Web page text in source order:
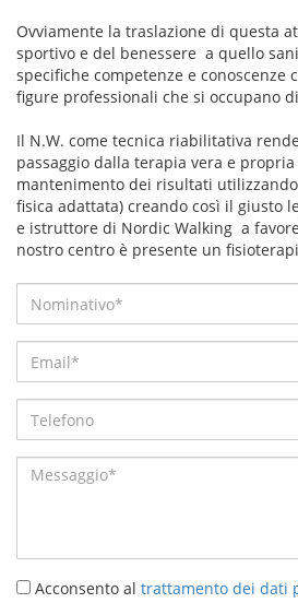
Ovviamente la traslazione di questa
sportivo e del benessere a quello
specifiche competenze e conoscenze
figure professionali che si occupano
Il N.W. come tecnica riabilitativa
passaggio dalla terapia vera e
mantenimento dei risultati
fisica adattata) creando così il giusto
e istruttore di Nordic Walking a
nostro centro è presente un
Acconsento al trattamento dei dati